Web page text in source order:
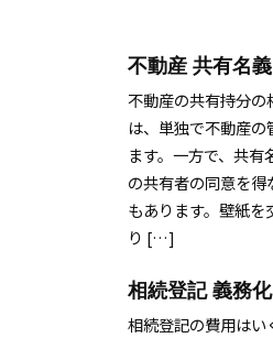
不動産 共有名義
不動産の共有持分の
は、単独で不動産
ます。一方で、共
の共有者の同意を
もあります。壁紙を
り […]
相続登記 義務化
相続登記の費用はい